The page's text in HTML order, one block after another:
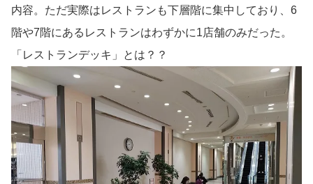
内容。ただ実際はレストランも下層階に集中しており、6
階や7階にあるレストランはわずかに1店舗のみだった。
「レストランデッキ」とは？？